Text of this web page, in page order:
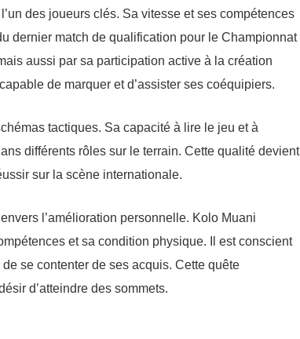
des joueurs clés. Sa vitesse et ses compétences
dernier match de qualification pour le Championnat
aussi par sa participation active à la création
de marquer et d’assister ses coéquipiers.
tactiques. Sa capacité à lire le jeu et à
différents rôles sur le terrain. Cette qualité devient
sur la scène internationale.
l’amélioration personnelle. Kolo Muani
et sa condition physique. Il est conscient
se contenter de ses acquis. Cette quête
d’atteindre des sommets.